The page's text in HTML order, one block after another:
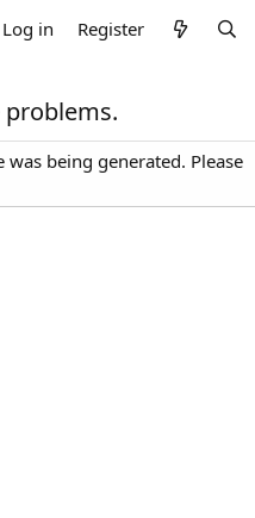
Log in Register
problems.
being generated. Please